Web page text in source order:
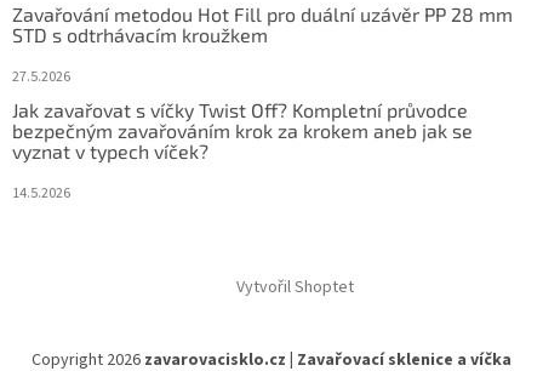
Zavařování metodou Hot Fill pro duální uzávěr PP 28 mm
STD s odtrhávacím kroužkem
27.5.2026
Jak zavařovat s víčky Twist Off? Kompletní průvodce
bezpečným zavařováním krok za krokem aneb jak se
vyznat v typech víček?
14.5.2026
Vytvořil Shoptet
Copyright 2026 zavarovacisklo.cz | Zavařovací sklenice a víčka